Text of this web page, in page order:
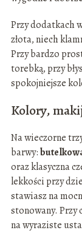
Przy dodatkach
złota, niech
Przy bardzo
torebką, przy
spokojniejsze
Kolory,
Na wieczorne
barwy:
oraz klasyczna
lekkości przy
stawiasz na
stonowany. Przy
na wyraziste